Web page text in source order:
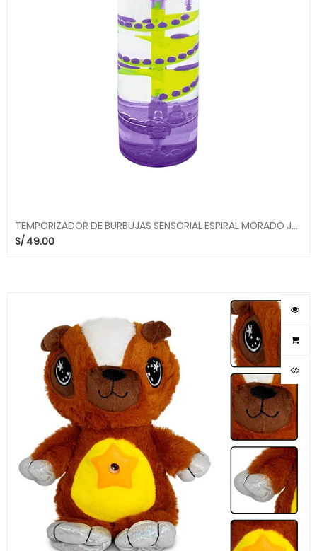
TEMPORIZADOR DE BURBUJAS SENSORIAL ESPIRAL MORADO JSP018 ALEGRIA
S/49.00